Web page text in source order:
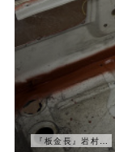
『板金長』岩村ブログ